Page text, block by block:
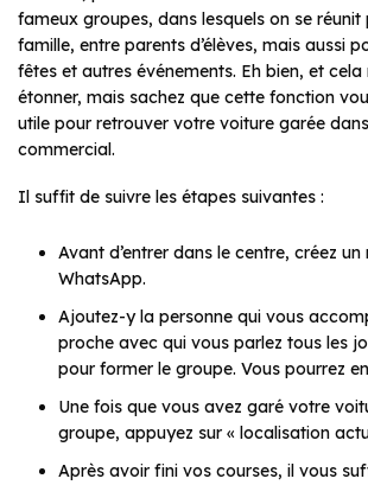
fameux groupes, dans lesquels on se réunit
famille, entre parents d’élèves, mais aussi
fêtes et autres événements. Eh bien, et
étonner, mais sachez que cette fonction
utile pour retrouver votre voiture garée
commercial.
Il suffit de suivre les étapes suivantes :
Avant d’entrer dans le centre, créez
WhatsApp.
Ajoutez-y la personne qui vous
proche avec qui vous parlez tous les
pour former le groupe. Vous pourrez
Une fois que vous avez garé votre
groupe, appuyez sur « localisation
Après avoir fini vos courses, il vous